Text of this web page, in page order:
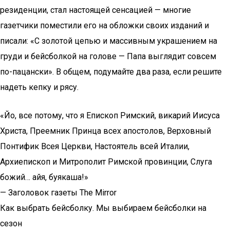
резиденции, стал настоящей сенсацией — многие
газетчики поместили его на обложки своих изданий и
писали: «С золотой цепью и массивным украшением на
груди и бейсболкой на голове — Папа выглядит совсем
по-пацански». В общем, подумайте два раза, если решите
надеть кепку и рясу.
«Йо, все потому, что я Епископ Римский, викарий Иисуса
Христа, Преемник Принца всех апостолов, Верховный
Понтифик Всея Церкви, Настоятель всей Италии,
Архиепископ и Митрополит Римской провинции, Слуга
божий… айя, буякаша!»
— Заголовок газеты The Mirror
Как выбрать бейсболку. Мы выбираем бейсболки на
сезон